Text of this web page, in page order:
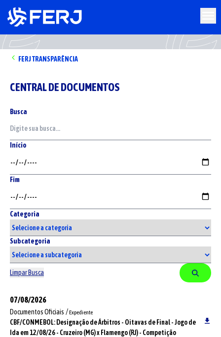
FERJTRANSPARÊNCIA
CENTRAL DE DOCUMENTOS
Busca
Início
Fim
Categoria
Subcategoria
Limpar Busca
07/08/2026
Documentos Oficiais /Expediente
CBF/CONMEBOL: Designação de Árbitros - Oitavas de Final - Jogo de
Ida em 12/08/26 - Cruzeiro (MG) x Flamengo (RJ) - Competição